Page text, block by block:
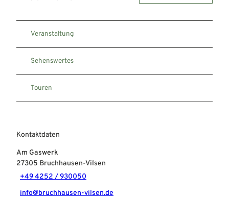
Veranstaltung
Sehenswertes
Touren
Kontaktdaten
Am Gaswerk
27305 Bruchhausen-Vilsen
+49 4252 / 930050
info@bruchhausen-vilsen.de